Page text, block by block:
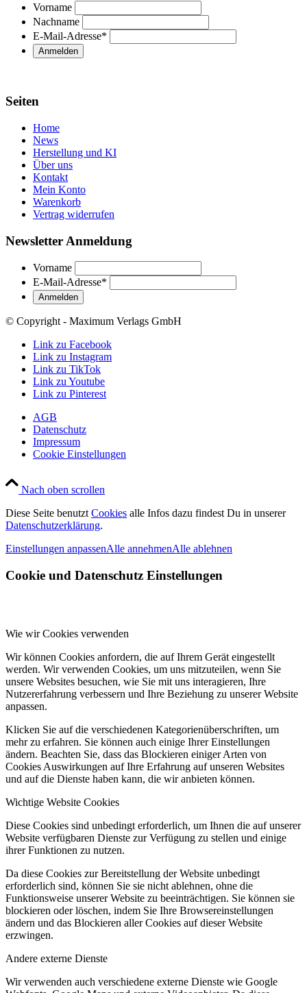
Vorname
Nachname
E-Mail-Adresse*
Seiten
Home
News
Herstellung und KI
Über uns
Kontakt
Mein Konto
Warenkorb
Vertrag widerrufen
Newsletter Anmeldung
Vorname
E-Mail-Adresse*
© Copyright - Maximum Verlags GmbH
Link zu Facebook
Link zu Instagram
Link zu TikTok
Link zu Youtube
Link zu Pinterest
AGB
Datenschutz
Impressum
Cookie Einstellungen
Nach oben scrollen
Diese Seite benutztCookies alle Infos dazu findest Du in unserer
Datenschutzerklärung.
Einstellungen anpassenAlle annehmenAlle ablehnen
Cookie und Datenschutz Einstellungen
Wie wir Cookies verwenden
Wir können Cookies anfordern, die auf Ihrem Gerät eingestellt
werden. Wir verwenden Cookies, um uns mitzuteilen, wenn Sie
unsere Websites besuchen, wie Sie mit uns interagieren, Ihre
Nutzererfahrung verbessern und Ihre Beziehung zu unserer Website
anpassen.
Klicken Sie auf die verschiedenen Kategorienüberschriften, um
mehr zu erfahren. Sie können auch einige Ihrer Einstellungen
ändern. Beachten Sie, dass das Blockieren einiger Arten von
Cookies Auswirkungen auf Ihre Erfahrung auf unseren Websites
und auf die Dienste haben kann, die wir anbieten können.
Wichtige Website Cookies
Diese Cookies sind unbedingt erforderlich, um Ihnen die auf unserer
Website verfügbaren Dienste zur Verfügung zu stellen und einige
ihrer Funktionen zu nutzen.
Da diese Cookies zur Bereitstellung der Website unbedingt
erforderlich sind, können Sie sie nicht ablehnen, ohne die
Funktionsweise unserer Website zu beeinträchtigen. Sie können sie
blockieren oder löschen, indem Sie Ihre Browsereinstellungen
ändern und das Blockieren aller Cookies auf dieser Website
erzwingen.
Andere externe Dienste
Wir verwenden auch verschiedene externe Dienste wie Google